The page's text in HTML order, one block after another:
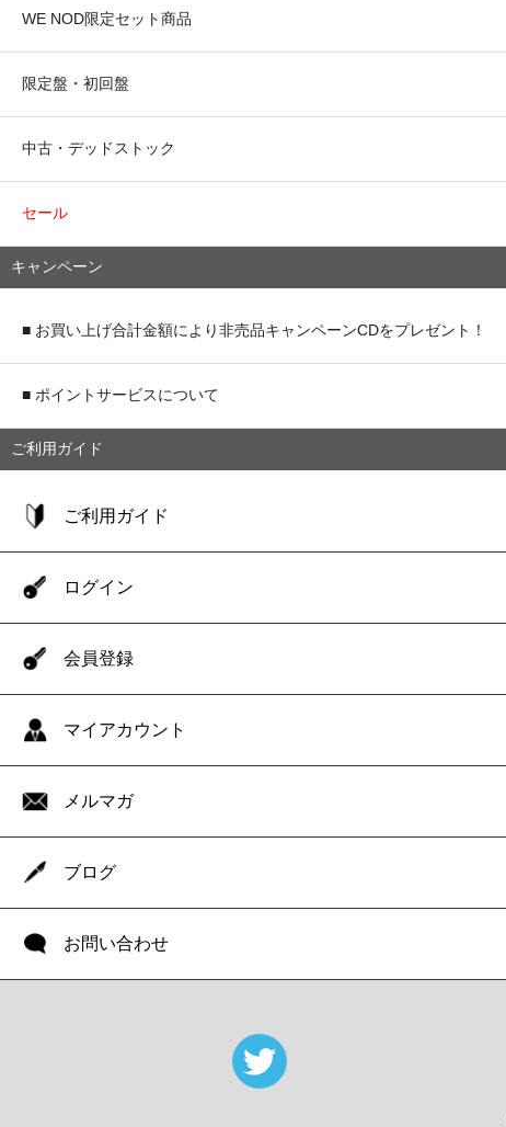
WE NOD限定セット商品
限定盤・初回盤
中古・デッドストック
セール
キャンペーン
■ お買い上げ合計金額により非売品キャンペーンCDをプレゼント！
■ ポイントサービスについて
ご利用ガイド
ご利用ガイド
ログイン
会員登録
マイアカウント
メルマガ
ブログ
お問い合わせ